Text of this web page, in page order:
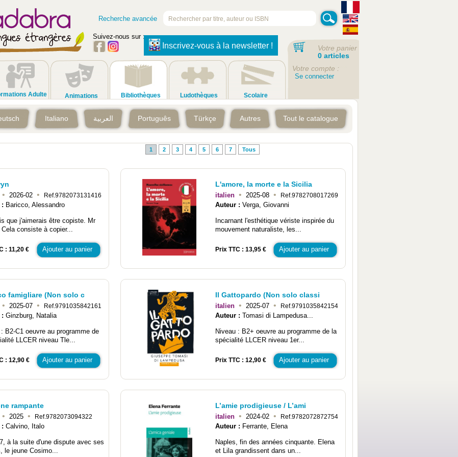
Recherche avancée
Suivez-nous sur :
Inscrivez-vous à la newsletter !
Adulte Animations Bibliothèques Ludothèques Scolaire
Votre panier
0 articles
Votre compte :
Se connecter
Italiano العربية Português Türkçe Autres Tout le catalogue
1 2 3 4 5 6 7 Tous
• 2026-02 • Ref.9782073131416
: Baricco, Alessandro
que j'aimerais être copiste. Mr
consiste à copier...
: 11,20 € Ajouter au panier
L'amore, la morte e la Sicilia
italien • 2025-08 • Ref.9782708017269
Auteur : Verga, Giovanni
Incarnant l'esthétique vériste inspirée du
mouvement naturaliste, les...
Prix TTC : 13,95 € Ajouter au panier
famigliare (Non solo c
• 2025-07 • Ref.9791035842161
: Ginzburg, Natalia
: B2-C1 oeuvre au programme de
LLCER niveau Tle...
: 12,90 € Ajouter au panier
Il Gattopardo (Non solo classi
italien • 2025-07 • Ref.9791035842154
Auteur : Tomasi di Lampedusa...
Niveau : B2+ oeuvre au programme de la
spécialité LLCER niveau 1er...
Prix TTC : 12,90 € Ajouter au panier
rampante
• 2025 • Ref.9782073094322
: Calvino, Italo
à la suite d'une dispute avec ses
le jeune Cosimo...
L’amie prodigieuse / L’ami
italien • 2024-02 • Ref.9782072872754
Auteur : Ferrante, Elena
Naples, fin des années cinquante. Elena
et Lila grandissent dans un...